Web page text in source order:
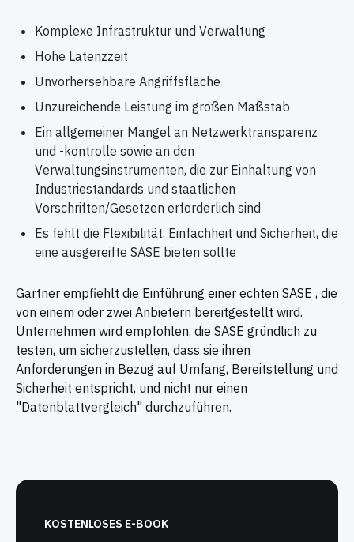
Komplexe Infrastruktur und Verwaltung
Hohe Latenzzeit
Unvorhersehbare Angriffsfläche
Unzureichende Leistung im großen Maßstab
Ein allgemeiner Mangel an Netzwerktransparenz
und -kontrolle sowie an den
Verwaltungsinstrumenten, die zur Einhaltung von
Industriestandards und staatlichen
Vorschriften/Gesetzen erforderlich sind
Es fehlt die Flexibilität, Einfachheit und Sicherheit, die
eine ausgereifte SASE bieten sollte
Gartner empfiehlt die Einführung einer echten SASE , die
von einem oder zwei Anbietern bereitgestellt wird.
Unternehmen wird empfohlen, die SASE gründlich zu
testen, um sicherzustellen, dass sie ihren
Anforderungen in Bezug auf Umfang, Bereitstellung und
Sicherheit entspricht, und nicht nur einen
"Datenblattvergleich" durchzuführen.
KOSTENLOSES E-BOOK